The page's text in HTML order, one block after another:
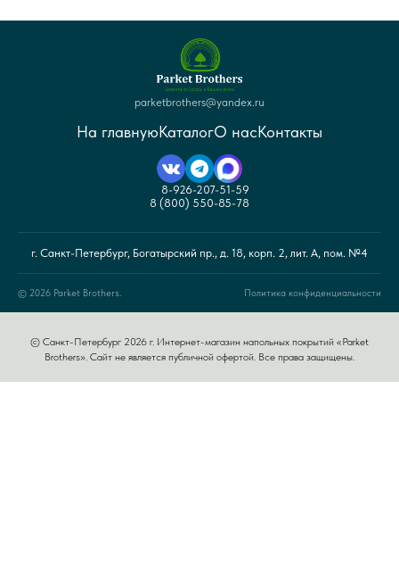
parketbrothers@yandex.ru
На главнуюКаталогО насКонтакты
8-926-207-51-59
8 (800) 550-85-78
г. Санкт-Петербург, Богатырский пр., д. 18, корп. 2, лит. А, пом. №4
© 2026 Parket Brothers. Политика конфиденциальности
© Санкт-Петербург 2026 г. Интернет-магазин напольных покрытий «Parket
Brothers». Сайт не является публичной офертой. Все права защищены.